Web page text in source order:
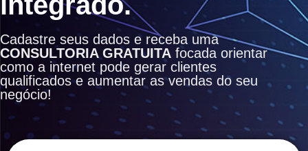
Cadastre seus dados e receba uma
CONSULTORIA GRATUITA focada orientar
como a internet pode gerar clientes
qualificados e aumentar as vendas do seu
negócio!